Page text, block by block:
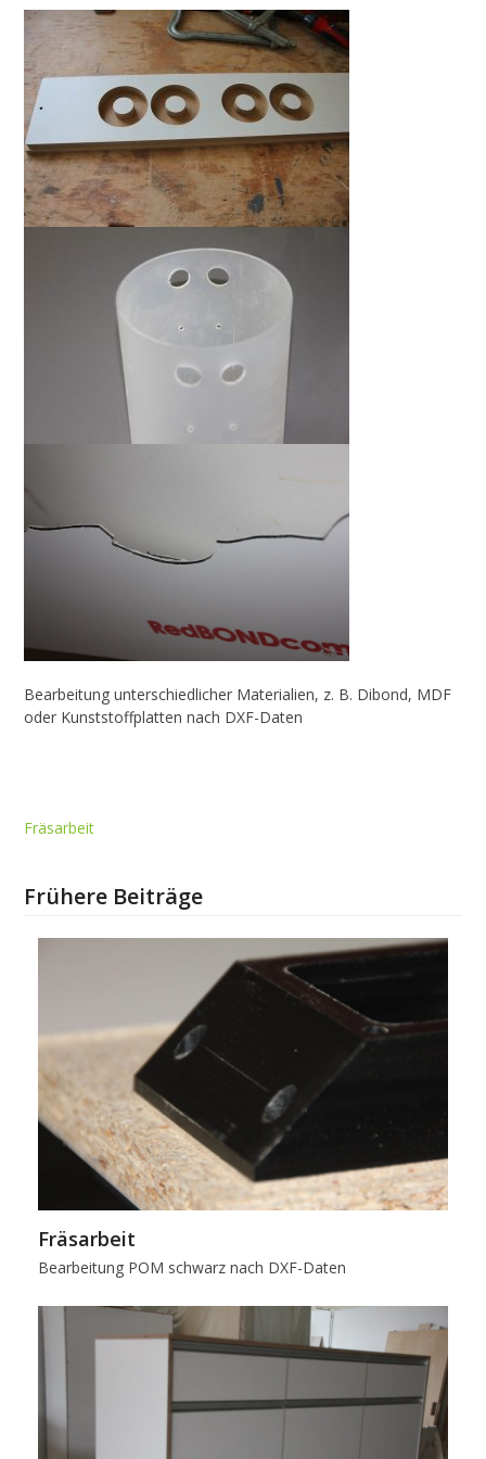
Bearbeitung unterschiedlicher Materialien, z. B. Dibond, MDF
oder Kunststoffplatten nach DXF-Daten
Fräsarbeit
Frühere Beiträge
Fräsarbeit
Bearbeitung POM schwarz nach DXF-Daten